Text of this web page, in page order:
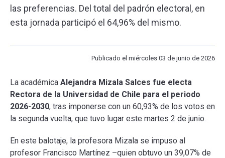
ACADÉMICOS
PLATAFORMA EDUCATIVA
las preferencias. Del total del padrón electoral, en
esta jornada participó el 64,96% del mismo.
Publicado el miércoles 03 de junio de 2026
La académica Alejandra Mizala Salces fue electa
Rectora de la Universidad de Chile para el periodo
2026-2030, tras imponerse con un 60,93% de los votos en
la segunda vuelta, que tuvo lugar este martes 2 de junio.
En este balotaje, la profesora Mizala se impuso al
profesor Francisco Martínez –quien obtuvo un 39,07% de